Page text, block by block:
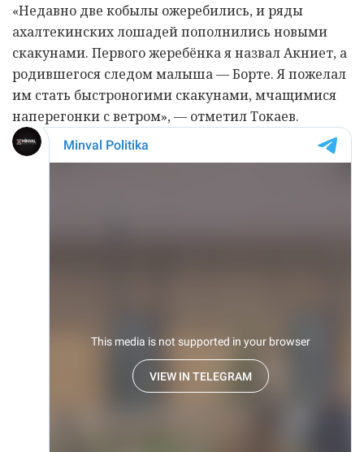
«Недавно две кобылы ожеребились, и ряды
ахалтекинских лошадей пополнились новыми
скакунами. Первого жеребёнка я назвал Акниет, а
родившегося следом малыша — Борте. Я пожелал
им стать быстроногими скакунами, мчащимися
наперегонки с ветром», — отметил Токаев.